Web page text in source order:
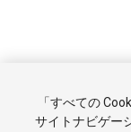
チュートリアル
ットストア
商標と
「すべての
サイトナビゲー